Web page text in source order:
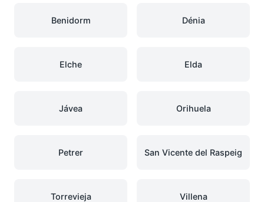
Benidorm Dénia
Elche Elda
Jávea Orihuela
Petrer San Vicente del Raspeig
Torrevieja Villena